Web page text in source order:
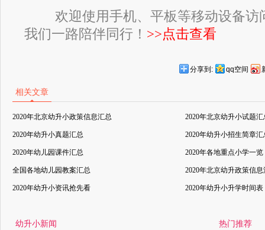
欢迎使用手机、平板等移动设备访
我们一路陪伴同行！ >>点击查看
分享到: qq空间
相关文章
2020年北京幼升小政策信息汇总 2020年北京幼升小试题汇
2020年幼升小真题汇总 2020年幼升小招生简章汇
2020年幼儿园课件汇总 2020年各地重点小学一览
全国各地幼儿园教案汇总 2020年北京幼升政策信息
2020年幼升小资讯抢先看 2020年幼升小升学时间表
幼升小新闻 热门推荐